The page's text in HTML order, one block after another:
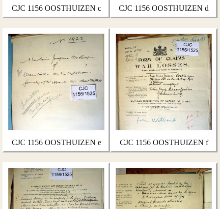
CJC 1156 OOSTHUIZEN c CJC 1156 OOSTHUIZEN d
CJC 1156 OOSTHUIZEN e CJC 1156 OOSTHUIZEN f